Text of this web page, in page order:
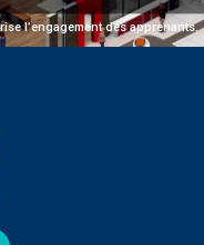
l’engagement des apprenants.